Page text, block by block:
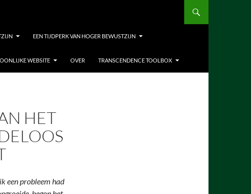
EEN TIJDPERK VAN HOGER BEWUSTZIJN
WEBSITE OVER TRANSCENDENCE TOOLBOX
HET
een probleem had